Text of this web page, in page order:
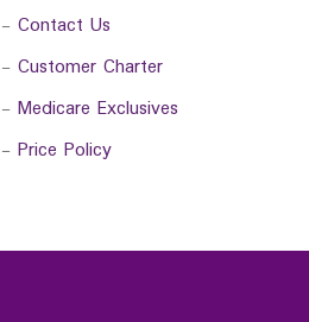
- Contact Us
- Customer Charter
- Medicare Exclusives
- Price Policy